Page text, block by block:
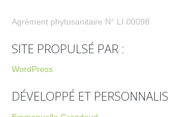
Agrément phytosanitaire N° LI 00098
SITE PROPULSÉ PAR :
WordPress
DÉVELOPPÉ ET